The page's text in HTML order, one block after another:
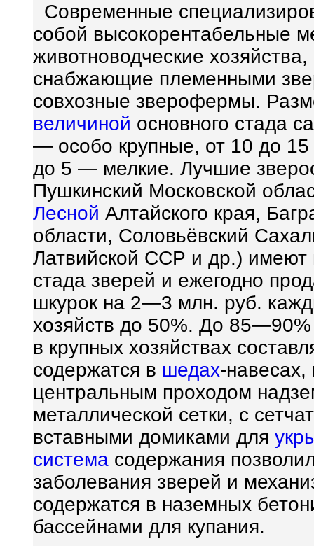
Современные
собой высокорентабельные
животноводческие
снабжающие племенными
совхозные зверофермы.
величиной основного стада
— особо крупные, от 10 до
до 5 — мелкие. Лучшие
Пушкинский Московской
Лесной Алтайского края,
области, Соловьёвский
Латвийской ССР и др.) имеют
стада зверей и ежегодно
шкурок на 2—3 млн. руб.
хозяйств до 50%. До
в крупных хозяйствах
содержатся в шедах-
центральным проходом
металлической сетки, с
вставными домиками для
система содержания
заболевания зверей и
содержатся в наземных
бассейнами для купания.